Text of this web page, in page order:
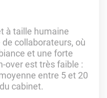
à taille humaine
collaborateurs, où
et une forte
over est très faible :
entre 5 et 20
cabinet.